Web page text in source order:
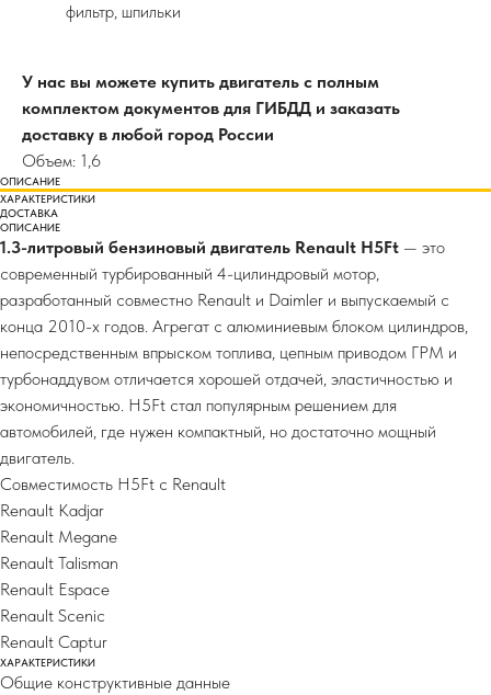
фильтр, шпильки
У нас вы можете купить двигатель с полным
комплектом документов для ГИБДД и заказать
доставку в любой город России
Объем: 1,6
ОПИСАНИЕ
ХАРАКТЕРИСТИКИ
ДОСТАВКА
ОПИСАНИЕ
1.3-литровый бензиновый двигатель Renault H5Ft — это
современный турбированный 4-цилиндровый мотор,
разработанный совместно Renault и Daimler и выпускаемый с
конца 2010-х годов. Агрегат с алюминиевым блоком цилиндров,
непосредственным впрыском топлива, цепным приводом ГРМ и
турбонаддувом отличается хорошей отдачей, эластичностью и
экономичностью. H5Ft стал популярным решением для
автомобилей, где нужен компактный, но достаточно мощный
двигатель.
Совместимость H5Ft с Renault
Renault Kadjar
Renault Megane
Renault Talisman
Renault Espace
Renault Scenic
Renault Captur
ХАРАКТЕРИСТИКИ
Общие конструктивные данные